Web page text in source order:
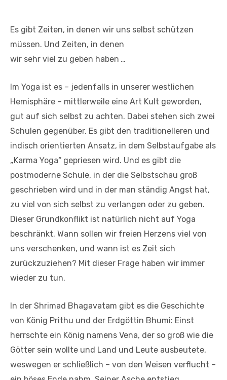
Es gibt Zeiten, in denen wir uns selbst schützen
müssen. Und Zeiten, in denen
wir sehr viel zu geben haben …
Im Yoga ist es – jedenfalls in unserer westlichen
Hemisphäre – mittlerweile eine Art Kult geworden,
gut auf sich selbst zu achten. Dabei stehen sich zwei
Schulen gegenüber. Es gibt den traditionelleren und
indisch orientierten Ansatz, in dem Selbstaufgabe als
„Karma Yoga“ gepriesen wird. Und es gibt die
postmoderne Schule, in der die Selbstschau groß
geschrieben wird und in der man ständig Angst hat,
zu viel von sich selbst zu verlangen oder zu geben.
Dieser Grundkonflikt ist natürlich nicht auf Yoga
beschränkt. Wann sollen wir freien Herzens viel von
uns verschenken, und wann ist es Zeit sich
zurückzuziehen? Mit dieser Frage haben wir immer
wieder zu tun.
In der Shrimad Bhagavatam gibt es die Geschichte
von König Prithu und der Erdgöttin Bhumi: Einst
herrschte ein König namens Vena, der so groß wie die
Götter sein wollte und Land und Leute ausbeutete,
weswegen er schließlich – von den Weisen verflucht –